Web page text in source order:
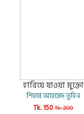
হারিয়ে যাওয়া মুক্তো
শিহাব আহমেদ তুহিন
Tk. 150Tk. 200